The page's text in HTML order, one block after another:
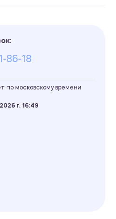
86-18
по московскому времени
г. 16 49